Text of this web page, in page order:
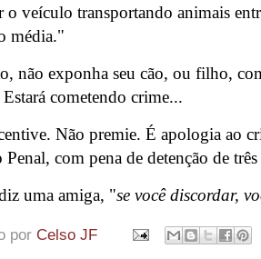
veículo transportando animais
média."
não exponha seu cão, ou filho,
cometendo crime...
Não premie. É apologia ao
com pena de detenção de três
uma amiga, "se você discordar,
por Celso JF